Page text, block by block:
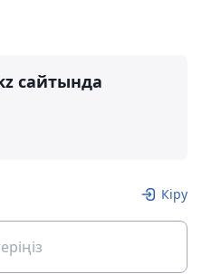
сайтында
Кіру